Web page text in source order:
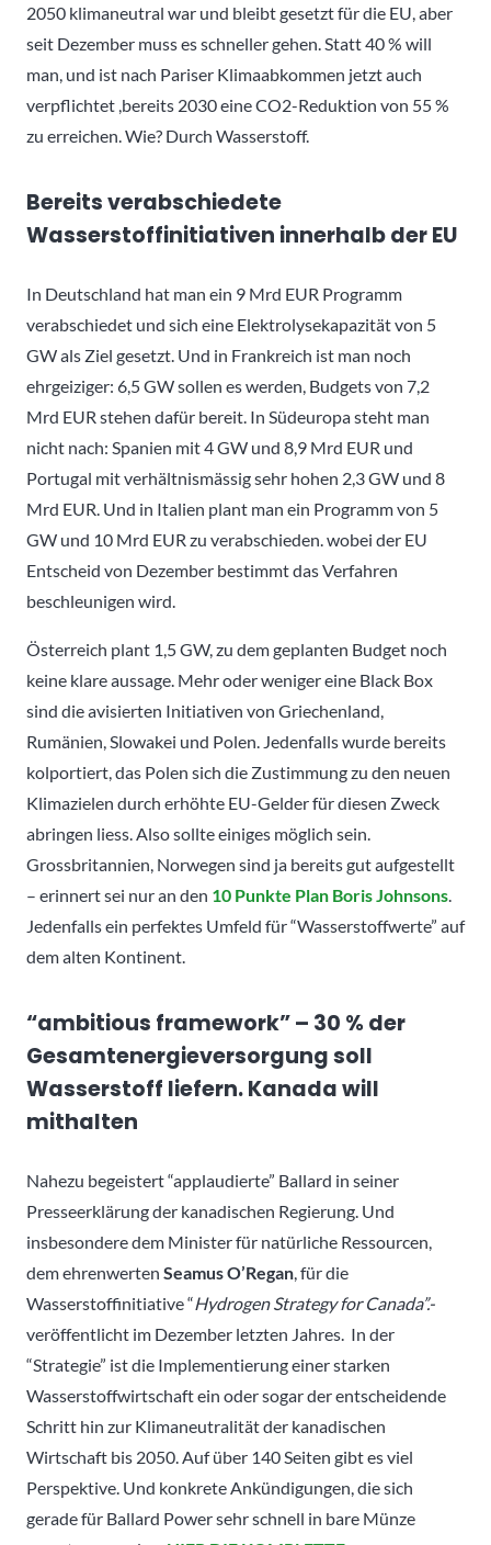
2050 klimaneutral war und bleibt gesetzt für die EU, aber
seit Dezember muss es schneller gehen. Statt 40 % will
man, und ist nach Pariser Klimaabkommen jetzt auch
verpflichtet ,bereits 2030 eine CO2-Reduktion von 55 %
zu erreichen. Wie? Durch Wasserstoff.
Bereits verabschiedete
Wasserstoffinitiativen innerhalb der EU
In Deutschland hat man ein 9 Mrd EUR Programm
verabschiedet und sich eine Elektrolysekapazität von 5
GW als Ziel gesetzt. Und in Frankreich ist man noch
ehrgeiziger: 6,5 GW sollen es werden, Budgets von 7,2
Mrd EUR stehen dafür bereit. In Südeuropa steht man
nicht nach: Spanien mit 4 GW und 8,9 Mrd EUR und
Portugal mit verhältnismässig sehr hohen 2,3 GW und 8
Mrd EUR. Und in Italien plant man ein Programm von 5
GW und 10 Mrd EUR zu verabschieden. wobei der EU
Entscheid von Dezember bestimmt das Verfahren
beschleunigen wird.
Österreich plant 1,5 GW, zu dem geplanten Budget noch
keine klare aussage. Mehr oder weniger eine Black Box
sind die avisierten Initiativen von Griechenland,
Rumänien, Slowakei und Polen. Jedenfalls wurde bereits
kolportiert, das Polen sich die Zustimmung zu den neuen
Klimazielen durch erhöhte EU-Gelder für diesen Zweck
abringen liess. Also sollte einiges möglich sein.
Grossbritannien, Norwegen sind ja bereits gut aufgestellt
– erinnert sei nur an den 10 Punkte Plan Boris Johnsons
Jedenfalls ein perfektes Umfeld für “Wasserstoffwerte” auf
dem alten Kontinent.
“ambitious framework” – 30 % der
Gesamtenergieversorgung soll
Wasserstoff liefern. Kanada will
mithalten
Nahezu begeistert “applaudierte” Ballard in seiner
Presseerklärung der kanadischen Regierung. Und
insbesondere dem Minister für natürliche Ressourcen,
dem ehrenwerten Seamus O’Regan , für die
Wasserstoffinitiative “Hydrogen Strategy for Canada”.-
veröffentlicht im Dezember letzten Jahres. In der
“Strategie” ist die Implementierung einer starken
Wasserstoffwirtschaft ein oder sogar der entscheidende
Schritt hin zur Klimaneutralität der kanadischen
Wirtschaft bis 2050. Auf über 140 Seiten gibt es viel
Perspektive. Und konkrete Ankündigungen, die sich
gerade für Ballard Power sehr schnell in bare Münze